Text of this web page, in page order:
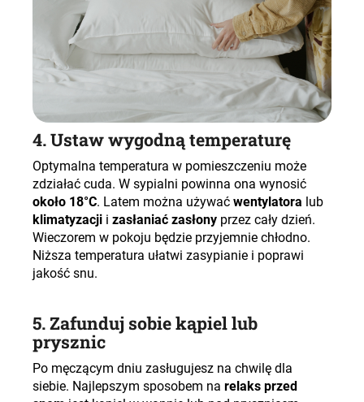
4. Ustaw wygodną temperaturę
Optymalna temperatura w pomieszczeniu może
zdziałać cuda. W sypialni powinna ona wynosić
około 18°C. Latem można używać wentylatora lub
klimatyzacji i zasłaniać zasłony przez cały dzień.
Wieczorem w pokoju będzie przyjemnie chłodno.
Niższa temperatura ułatwi zasypianie i poprawi
jakość snu.
5. Zafunduj sobie kąpiel lub
prysznic
Po męczącym dniu zasługujesz na chwilę dla
siebie. Najlepszym sposobem na relaks przed